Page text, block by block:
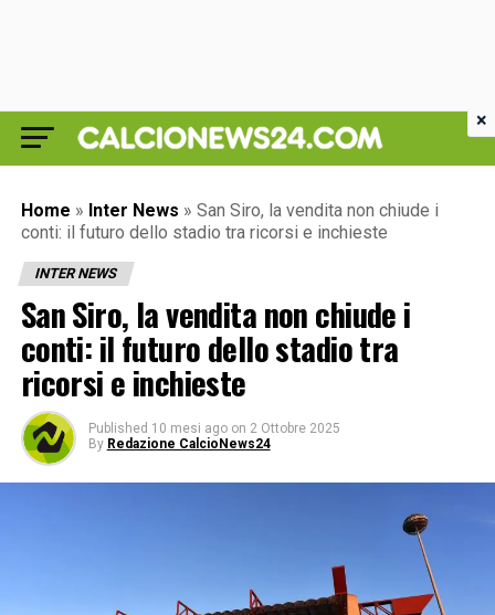
Home » Inter News » San Siro, la vendita non chiude i
conti: il futuro dello stadio tra ricorsi e inchieste
INTER NEWS
San Siro, la vendita non chiude i
conti: il futuro dello stadio tra
ricorsi e inchieste
Published 10 mesi ago on 2 Ottobre 2025
By Redazione CalcioNews24
×